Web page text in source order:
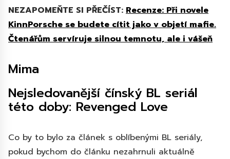
NEZAPOMEŇTE SI PŘEČÍST: Recenze: Při novele
KinnPorsche se budete cítit jako v objetí mafie.
Čtenářům servíruje silnou temnotu, ale i vášeň
Mima
Nejsledovanější čínský BL seriál
této doby: Revenged Love
Co by to bylo za článek s oblíbenými BL seriály,
pokud bychom do článku nezahrnuli aktuálně